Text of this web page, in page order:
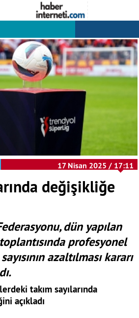
17 Nisan 2025 / 17:11
değişikliğe
dün yapılan
profesyonel
azaltılması kararı
takım sayılarında
açıkladı